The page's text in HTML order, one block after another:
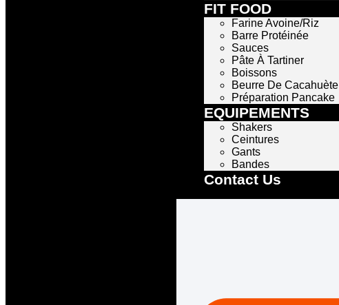
FIT FOOD
Farine Avoine/Riz
Barre Protéinée
Sauces
Pâte À Tartiner
Boissons
Beurre De Cacahuète
Préparation Pancake
EQUIPEMENTS
Shakers
Ceintures
Gants
Bandes
Contact Us